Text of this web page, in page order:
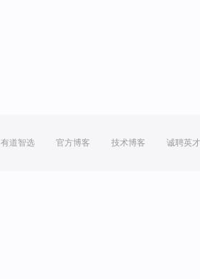
有道智选 官方博客 技术博客 诚聘英才